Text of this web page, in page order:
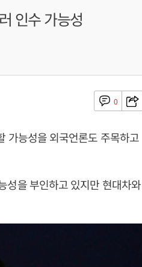
인수 가능성
0
가능성을 외국언론도 주목하고
성을 부인하고 있지만 현대차와